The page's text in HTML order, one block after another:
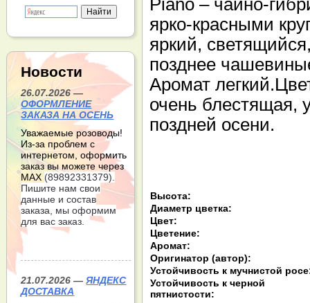
Piano – чайно-
ярко-красными
яркий,
позднее
Аромат
очень блестящая,
поздней осени.
Высота:
Диаметр цветка:
Цвет:
Цветение:
Аромат:
Оригинатор (автор):
Устойчивость к мучнистой
Устойчивость к черной
пятнистости:
Новости
26.07.2026 —
ОФОРМЛЕНИЕ
ЗАКАЗА НА ОСЕНЬ
Уважаемые розоводы!
Из-за проблем с
интернетом, оформить
заказ вы можете через
МАХ (89892331379).
Пишите нам свои
данные и состав
заказа, мы оформим
для вас заказ.
21.07.2026 —ЯНДЕКС
ДОСТАВКА